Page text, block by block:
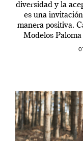
diversidad y la
es una
manera positiva.
Modelos
outfit,